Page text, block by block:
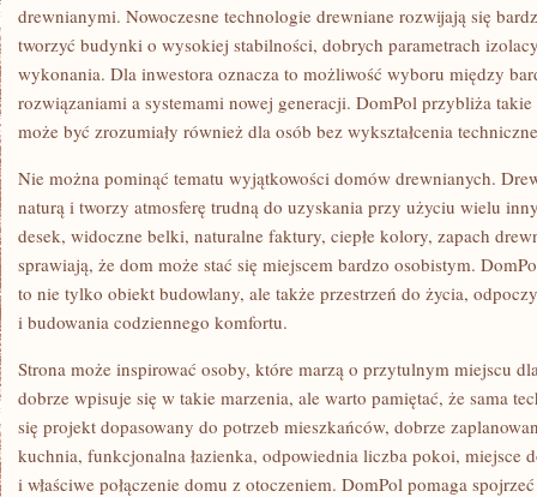
drewnianymi. Nowoczesne technologie drewniane rozwijają się
tworzyć budynki o wysokiej stabilności, dobrych parametrach
wykonania. Dla inwestora oznacza to możliwość wyboru między
rozwiązaniami a systemami nowej generacji. DomPol przybliża
może być zrozumiały również dla osób bez wykształcenia
Nie można pominąć tematu wyjątkowości domów drewnianych.
naturą i tworzy atmosferę trudną do uzyskania przy użyciu wielu
desek, widoczne belki, naturalne faktury, ciepłe kolory, zapach
sprawiają, że dom może stać się miejscem bardzo osobistym.
to nie tylko obiekt budowlany, ale także przestrzeń do życia,
i budowania codziennego komfortu.
Strona może inspirować osoby, które marzą o przytulnym miejscu
dobrze wpisuje się w takie marzenia, ale warto pamiętać, że sama
się projekt dopasowany do potrzeb mieszkańców, dobrze
kuchnia, funkcjonalna łazienka, odpowiednia liczba pokoi, miejsce
i właściwe połączenie domu z otoczeniem. DomPol pomaga